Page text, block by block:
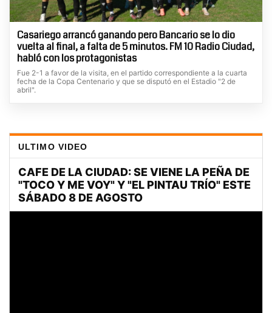
Casariego arrancó ganando pero Bancario se lo dio
vuelta al final, a falta de 5 minutos. FM 10 Radio Ciudad,
habló con los protagonistas
Fue 2-1 a favor de la visita, en el partido correspondiente a la cuarta
fecha de la Copa Centenario y que se disputó en el Estadio "2 de
abril".
ULTIMO VIDEO